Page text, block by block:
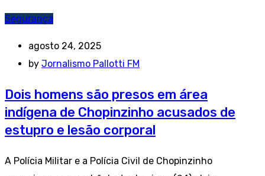
Segurança
agosto 24, 2025
by Jornalismo Pallotti FM
Dois homens são presos em área
indígena de Chopinzinho acusados de
estupro e lesão corporal
A Polícia Militar e a Polícia Civil de Chopinzinho